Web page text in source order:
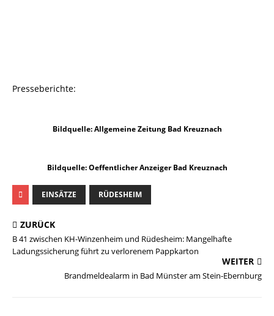
Presseberichte:
Bildquelle: Allgemeine Zeitung Bad Kreuznach
Bildquelle: Oeffentlicher Anzeiger Bad Kreuznach
EINSÄTZE RÜDESHEIM
ZURÜCK
B 41 zwischen KH-Winzenheim und Rüdesheim: Mangelhafte
Ladungssicherung führt zu verlorenem Pappkarton
WEITER
Brandmeldealarm in Bad Münster am Stein-Ebernburg